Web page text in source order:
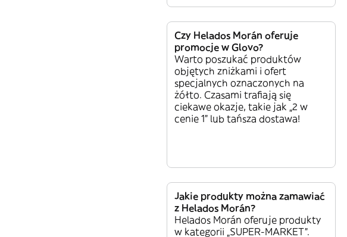
Czy Helados Morán oferuje
promocje w Glovo?
Warto poszukać produktów
objętych zniżkami i ofert
specjalnych oznaczonych na
żółto. Czasami trafiają się
ciekawe okazje, takie jak „2 w
cenie 1” lub tańsza dostawa!
Jakie produkty można zamawiać
z Helados Morán?
Helados Morán oferuje produkty
w kategorii „SUPER-MARKET”.